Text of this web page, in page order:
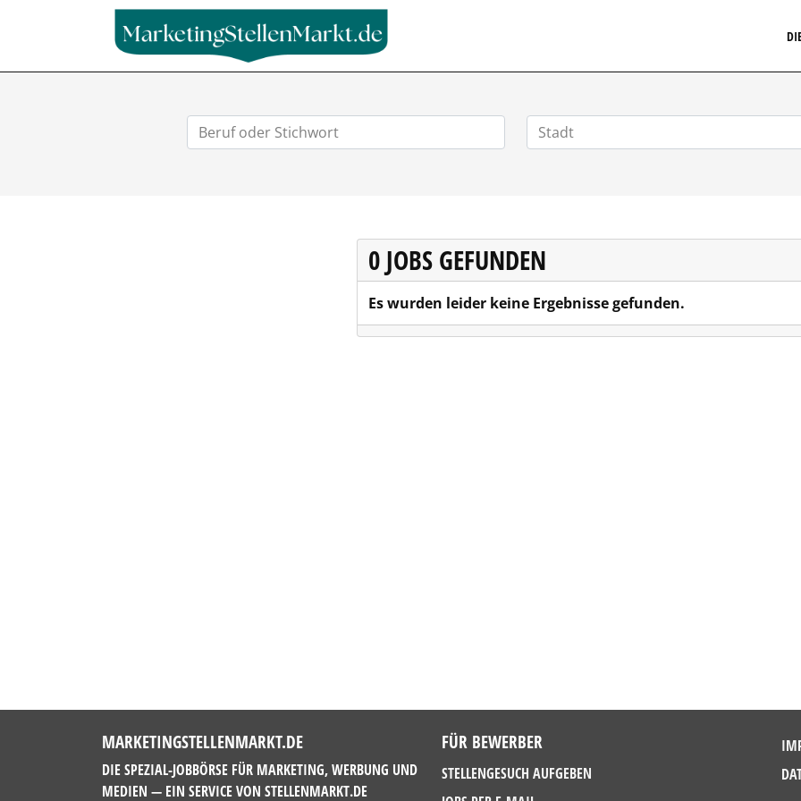
0 JOBS GEFUNDEN
Es wurden leider keine Ergebnisse gefunden.
MARKETINGSTELLENMARKT.DE
DIE SPEZIAL-JOBBÖRSE FÜR MARKETING, WERBUNG UND
MEDIEN — EIN SERVICE VON STELLENMARKT.DE
FÜR BEWERBER
STELLENGESUCH AUFGEBEN